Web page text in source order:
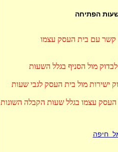
הפתיחה
קשר עם בית העסק עצמו
מול הסניף בגלל השעות
מול בית העסק לגבי שעות
עצמו בגלל שעות הקבלה השונות
חיפה